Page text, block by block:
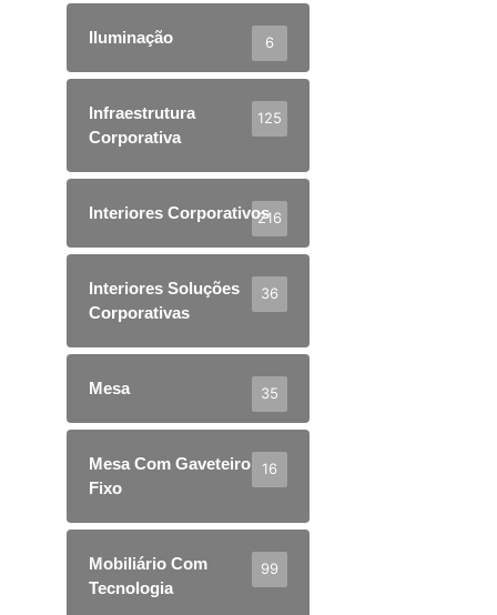
Iluminação 6
Infraestrutura
Corporativa
125
Interiores Corporativos216
Interiores Soluções
Corporativas
36
Mesa 35
Mesa Com Gaveteiro
Fixo
16
Mobiliário Com
Tecnologia
99